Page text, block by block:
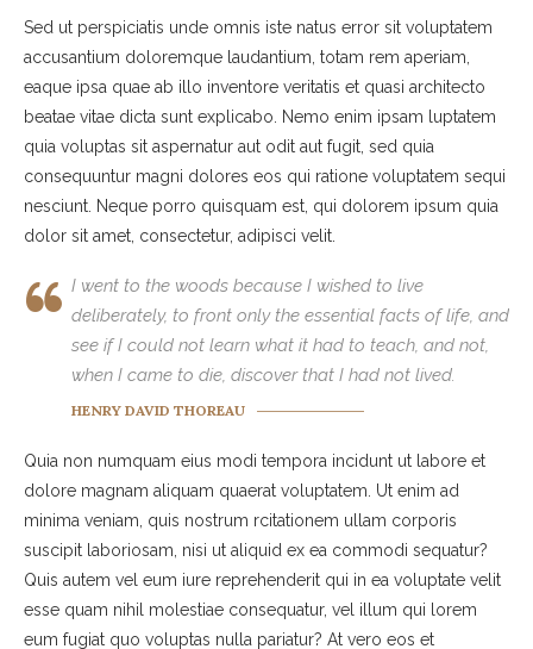
Sed ut perspiciatis unde omnis iste natus error sit voluptatem
accusantium doloremque laudantium, totam rem aperiam,
eaque ipsa quae ab illo inventore veritatis et quasi architecto
beatae vitae dicta sunt explicabo. Nemo enim ipsam luptatem
quia voluptas sit aspernatur aut odit aut fugit, sed quia
consequuntur magni dolores eos qui ratione voluptatem sequi
nesciunt. Neque porro quisquam est, qui dolorem ipsum quia
dolor sit amet, consectetur, adipisci velit.
I went to the woods because I wished to live
deliberately, to front only the essential facts of life, and
see if I could not learn what it had to teach, and not,
when I came to die, discover that I had not lived.
HENRY DAVID THOREAU
Quia non numquam eius modi tempora incidunt ut labore et
dolore magnam aliquam quaerat voluptatem. Ut enim ad
minima veniam, quis nostrum rcitationem ullam corporis
suscipit laboriosam, nisi ut aliquid ex ea commodi sequatur?
Quis autem vel eum iure reprehenderit qui in ea voluptate velit
esse quam nihil molestiae consequatur, vel illum qui lorem
eum fugiat quo voluptas nulla pariatur? At vero eos et